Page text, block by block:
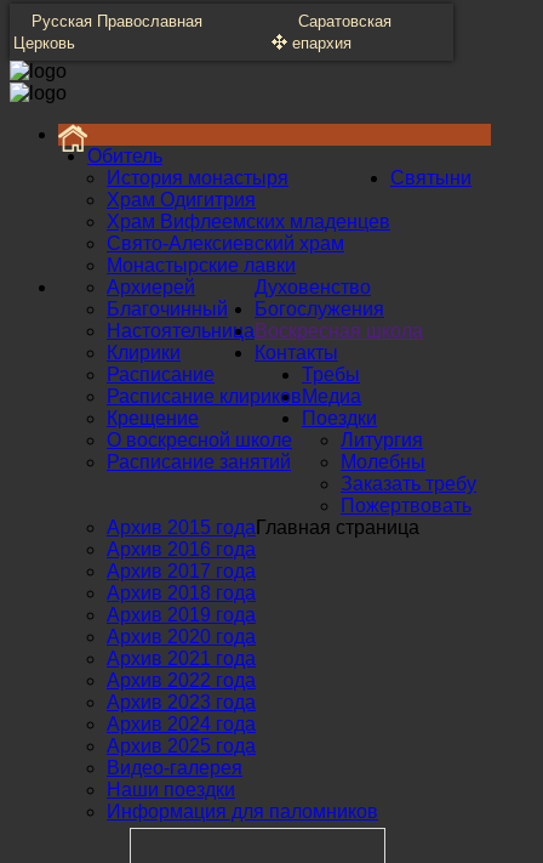
Русская Православная
Церковь
Саратовская
епархия
Обитель
История монастыря
Храм Одигитрия
Храм Вифлеемских младенцев
Свято-Алексиевский храм
Монастырские лавки
Святыни
Духовенство
Архиерей
Благочинный
Настоятельница
Клирики
Богослужения
Расписание
Расписание клириков
Крещение
Воскресная школа
О воскресной школе
Расписание занятий
Контакты
Требы
Литургия
Молебны
Заказать требу
Пожертвовать
Медиа
Архив 2015 года
Архив 2016 года
Архив 2017 года
Архив 2018 года
Архив 2019 года
Архив 2020 года
Архив 2021 года
Архив 2022 года
Архив 2023 года
Архив 2024 года
Архив 2025 года
Видео-галерея
Поездки
Наши поездки
Информация для паломников
Главная страница